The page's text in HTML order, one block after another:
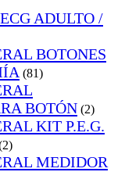
ADULTO /
BOTONES
(81)
BOTÓN (2)
KIT P.E.G.
MEDIDOR